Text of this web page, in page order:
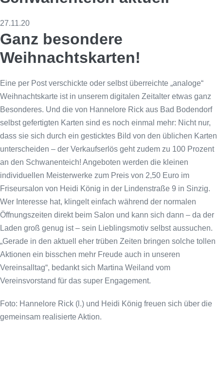
27.11.20
Ganz besondere
Weihnachtskarten!
Eine per Post verschickte oder selbst überreichte „analoge“
Weihnachtskarte ist in unserem digitalen Zeitalter etwas ganz
Besonderes. Und die von Hannelore Rick aus Bad Bodendorf
selbst gefertigten Karten sind es noch einmal mehr: Nicht nur,
dass sie sich durch ein gesticktes Bild von den üblichen Karten
unterscheiden – der Verkaufserlös geht zudem zu 100 Prozent
an den Schwanenteich! Angeboten werden die kleinen
individuellen Meisterwerke zum Preis von 2,50 Euro im
Friseursalon von Heidi König in der Lindenstraße 9 in Sinzig.
Wer Interesse hat, klingelt einfach während der normalen
Öffnungszeiten direkt beim Salon und kann sich dann – da der
Laden groß genug ist – sein Lieblingsmotiv selbst aussuchen.
„Gerade in den aktuell eher trüben Zeiten bringen solche tollen
Aktionen ein bisschen mehr Freude auch in unseren
Vereinsalltag“, bedankt sich Martina Weiland vom
Vereinsvorstand für das super Engagement.
Foto: Hannelore Rick (l.) und Heidi König freuen sich über die
gemeinsam realisierte Aktion.